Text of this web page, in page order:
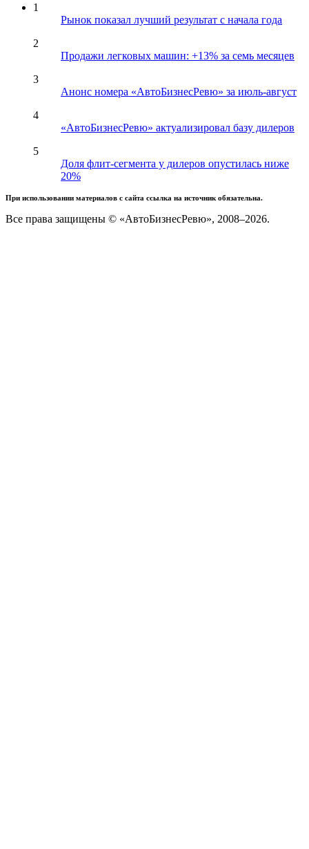
1
Рынок показал лучший результат с начала года
2
Продажи легковых машин: +13% за семь месяцев
3
Анонс номера «АвтоБизнесРевю» за июль-август
4
«АвтоБизнесРевю» актуализировал базу дилеров
5
Доля флит-сегмента у дилеров опустилась ниже
20%
При использовании материалов с сайта ссылка на источник обязательна.
Все права защищены © «АвтоБизнесРевю», 2008–2026.